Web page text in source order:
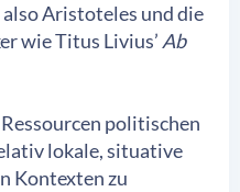
Aristoteles und die
wie Titus Livius’ Ab
politischen
lokale, situative
Kontexten zu